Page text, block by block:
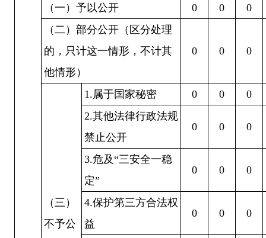
（一）予以公开 0 0
0
（二）部分公开（区分处理
的，只计这一情形，不计其
他情形）
0 0 0
（三）
不予公
1.属于国家秘密 0 0
0
2.其他法律行政法规
禁止公开
0 0 0
3.危及“三安全一稳
定”
0 0 0
4.保护第三方合法权
益
0 0 0